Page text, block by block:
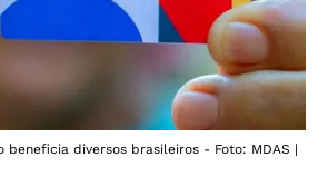
beneficia diversos brasileiros - Foto: MDAS |